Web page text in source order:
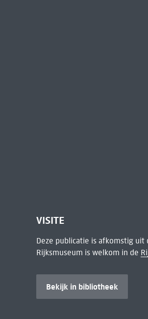
VISITE
Deze publicatie is afkomstig
Rijksmuseum is welkom in de
Bekijk in bibliotheek